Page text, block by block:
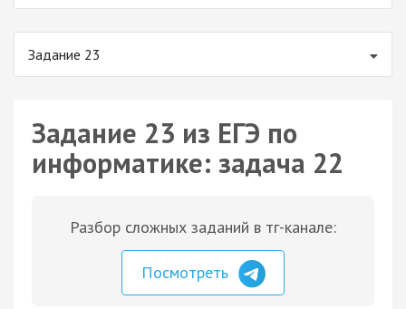
Задание 23
Задание 23 из ЕГЭ по
информатике: задача 22
Разбор сложных заданий в тг-канале:
Посмотреть